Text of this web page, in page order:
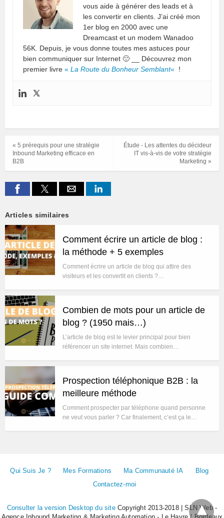
vous aide à générer des leads et à
les convertir en clients. J’ai créé mon
1er blog en 2000 avec une
Dreamcast et un modem Wanadoo
56K. Depuis, je vous donne toutes mes astuces pour
bien communiquer sur Internet 🙂 __ Découvrez mon
premier livre « La Route du Bonheur Semblant« !
Étude - Les attentes du décideur
IT vis-à-vis de votre stratégie
Marketing »
« 5 prérequis pour une stratégie
Inbound Marketing efficace en
B2B
Articles similaires
Comment écrire un article de blog :
la méthode + 5 exemples
Comment écrire un article de blog qui attire des
visiteurs et les convertit en clients ?…
Combien de mots pour un article de
blog ? (1950 mais…)
L’article de blog est le levier principal pour bien
référencer un site internet. Mais combien…
Prospection téléphonique B2B : la
meilleure méthode
Comment prospecter par téléphone quand personne
ne veut vous parler ? Car finalement, c’est ça le…
Qui Suis Je ? Mes Formations Ma Communauté IA
Blog
Contactez-moi
Consulter la version Desktop du siteCopyright 2013-2018 | SLN Web -